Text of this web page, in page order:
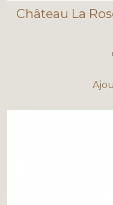
Château La